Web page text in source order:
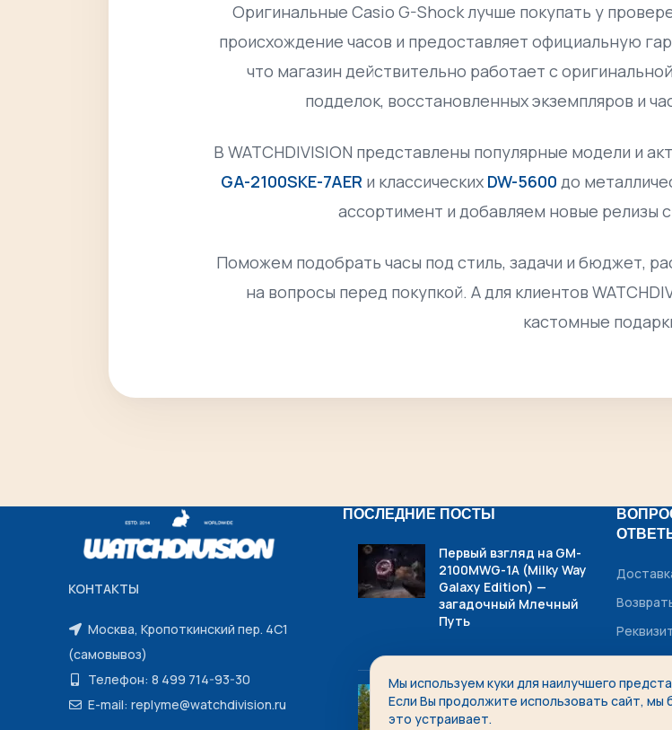
Оригинальные Casio G-Shock лучше покупать у
происхождение часов и предоставляет официальную
что магазин действительно работает с
подделок, восстановленных экземпляров и
В WATCHDIVISION представлены популярные модели и
GA-2100SKE-7AER и классических DW-5600 до
ассортимент и добавляем новые релизы
Поможем подобрать часы под стиль, задачи и бюджет,
на вопросы перед покупкой. А для клиентов
кастомные
КОНТАКТЫ
Москва, Кропоткинский пер. 4С1
(самовывоз)
Телефон: 8 499 714-93-30
E-mail: replyme@watchdivision.ru
ПОСЛЕДНИЕ ПОСТЫ
Первый взгляд на GM-
2100MWG-1A (Milky Way
Galaxy Edition) —
загадочный Млечный
Путь
Casio G-Shock:
История и
Мы используем куки для наилучшего
Если Вы продолжите использовать сайт, мы
это устраивает.